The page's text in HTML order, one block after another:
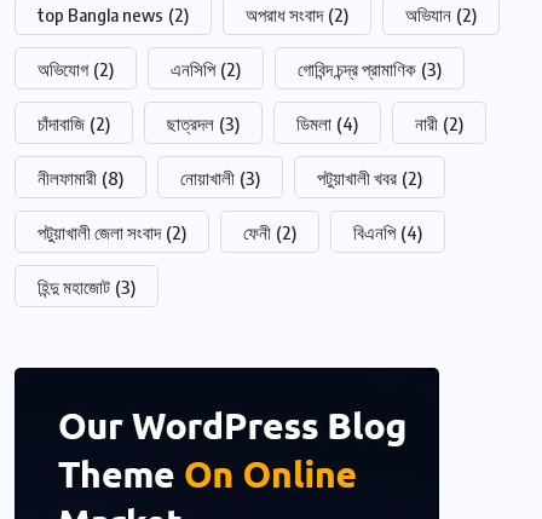
top Bangla news (2) অপরাধ সংবাদ (2) অভিযান (2)
অভিযোগ (2) এনসিপি (2) গোবিন্দ চন্দ্র প্রামাণিক (3)
চাঁদাবাজি (2) ছাত্রদল (3) ডিমলা (4) নারী (2)
নীলফামারী (8) নোয়াখালী (3) পটুয়াখালী খবর (2)
পটুয়াখালী জেলা সংবাদ (2) ফেনী (2) বিএনপি (4)
হিন্দু মহাজোট (3)